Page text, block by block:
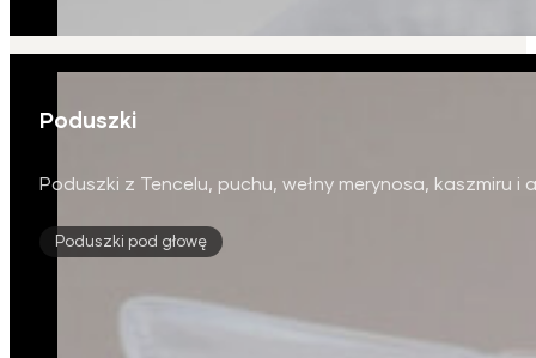
Poduszki
Poduszki z Tencelu, puchu, wełny merynosa, kaszmiru i
Poduszki pod głowę